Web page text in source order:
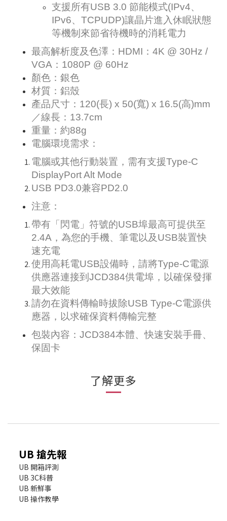
支援所有USB 3.0 節能模式(IPv4、
IPv6、TCPUDP)讓晶片進入休眠狀態
等機制來節省待機時的消耗電力
最高解析度及色澤：HDMI：4K @ 30Hz /
VGA：1080P @ 60Hz
顏色：銀色
材質：鋁殼
產品尺寸：120(長) x 50(寬) x 16.5(高)mm
／線長：13.7cm
重量：約88g
電腦環境需求：
電腦或其他行動裝置，需有支援Type-C
DisplayPort Alt Mode
USB PD3.0兼容PD2.0
注意：
帶有「閃電」符號的USB埠最高可提供至
2.4A，為您的手機、筆電以及USB裝置快
速充電
使用高耗電USB設備時，請將Type-C電源
供應器連接到JCD384供電埠，以確保發揮
最大效能
請勿在資料傳輸時拔除USB Type-C電源供
應器，以求確保資料傳輸完整
包裝內容：JCD384本體、快速安裝手冊、
保固卡
了解更多
UB 搶先報
UB 開箱評測
UB 3C科普
UB 新鮮事
UB 操作教學